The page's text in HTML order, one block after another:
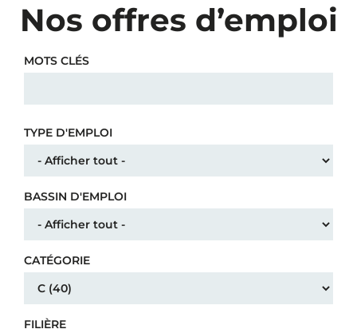
Nos offres d’emploi
MOTS CLÉS
TYPE D'EMPLOI
BASSIN D'EMPLOI
CATÉGORIE
FILIÈRE